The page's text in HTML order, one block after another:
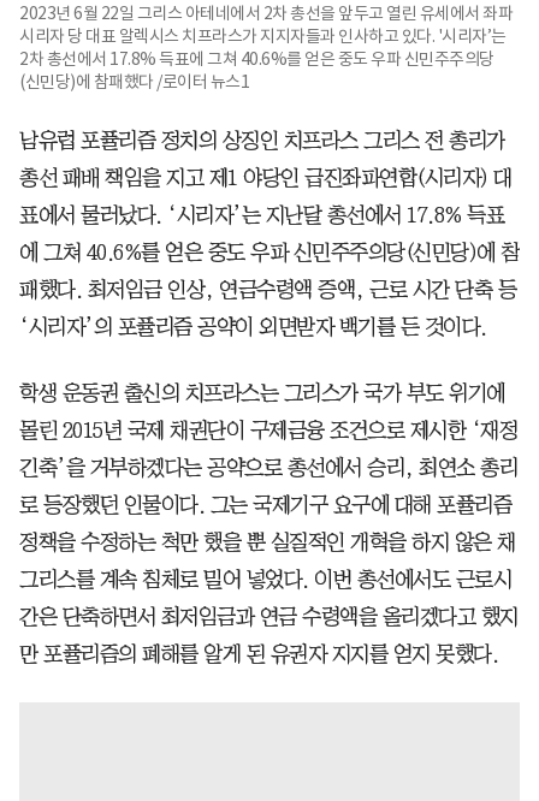
2023년 6월 22일 그리스 아테네에서 2차 총선을 앞두고 열린 유세에서 좌파
시리자 당 대표 알렉시스 치프라스가 지지자들과 인사하고 있다. '시리자’는
2차 총선에서 17.8% 득표에 그쳐 40.6%를 얻은 중도 우파 신민주주의당
(신민당)에 참패했다 /로이터 뉴스1
남유럽 포퓰리즘 정치의 상징인 치프라스 그리스 전 총리가
총선 패배 책임을 지고 제1 야당인 급진좌파연합(시리자) 대
표에서 물러났다. ‘시리자’는 지난달 총선에서 17.8% 득표
에 그쳐 40.6%를 얻은 중도 우파 신민주주의당(신민당)에 참
패했다. 최저임금 인상, 연금수령액 증액, 근로 시간 단축 등
‘시리자’의 포퓰리즘 공약이 외면받자 백기를 든 것이다.
학생 운동권 출신의 치프라스는 그리스가 국가 부도 위기에
몰린 2015년 국제 채권단이 구제금융 조건으로 제시한 ‘재정
긴축’을 거부하겠다는 공약으로 총선에서 승리, 최연소 총리
로 등장했던 인물이다. 그는 국제기구 요구에 대해 포퓰리즘
정책을 수정하는 척만 했을 뿐 실질적인 개혁을 하지 않은 채
그리스를 계속 침체로 밀어 넣었다. 이번 총선에서도 근로시
간은 단축하면서 최저임금과 연금 수령액을 올리겠다고 했지
만 포퓰리즘의 폐해를 알게 된 유권자 지지를 얻지 못했다.